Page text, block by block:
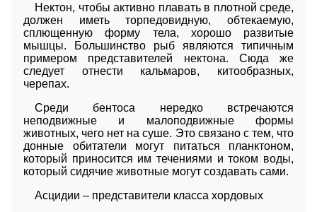
Нектон, чтобы активно плавать в плотной среде,
должен иметь торпедовидную, обтекаемую,
сплющенную форму тела, хорошо развитые
мышцы. Большинство рыб являются типичным
примером представителей нектона. Сюда же
следует отнести кальмаров, китообразных,
черепах.
Среди бентоса нередко встречаются
неподвижные и малоподвижные формы
животных, чего нет на суше. Это связано с тем, что
донные обитатели могут питаться планктоном,
который приносится им течениями и током воды,
который сидячие животные могут создавать сами.
Асцидии – представители класса хордовых